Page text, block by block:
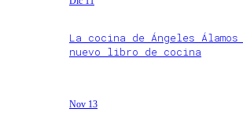
La cocina de Ángeles
nuevo libro de cocina
Nov 13